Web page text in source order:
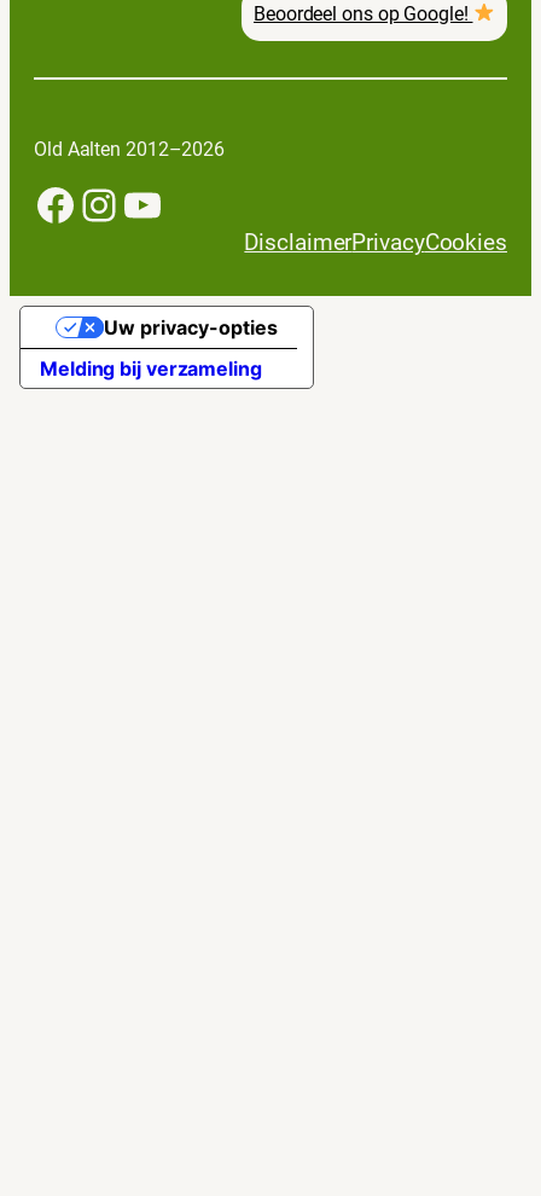
Beoordeel ons op Google!
Old Aalten 2012–2026
Facebook InstagramYouTube
DisclaimerPrivacyCookies
Melding bij verzameling
Uw privacy-opties